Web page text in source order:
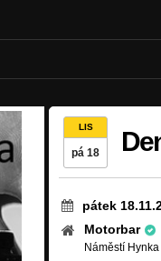
LIS
pá 18
pátek
Motorbar
Náměstí